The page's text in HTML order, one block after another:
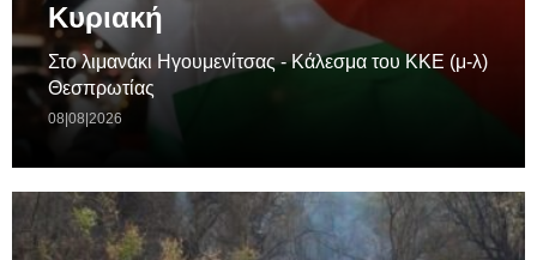
Κυριακή
Στο λιμανάκι Ηγουμενίτσας - Κάλεσμα του ΚΚΕ (μ-λ)
Θεσπρωτίας
08|08|2026